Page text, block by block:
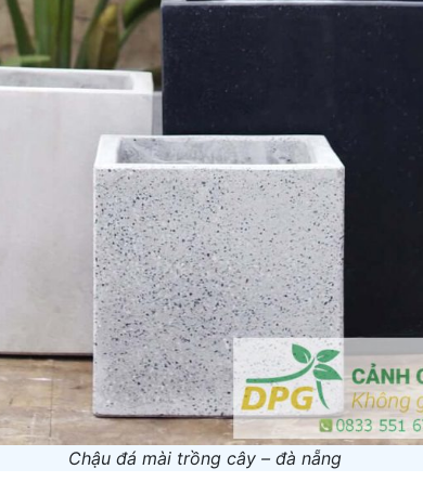
Chậu đá mài trồng cây – đà nẵng